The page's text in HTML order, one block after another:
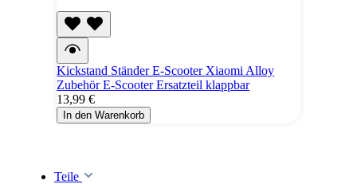
Kickstand Ständer E-Scooter Xiaomi Alloy
Zubehör E-Scooter Ersatzteil klappbar
13,99 €
In den Warenkorb
Teile